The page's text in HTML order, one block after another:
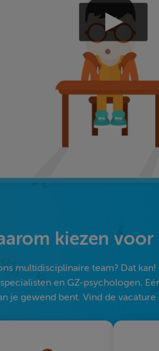
kiezen voor
multidisciplinaire team? Dat
en GZ-psychologen.
je gewend bent. Vind de